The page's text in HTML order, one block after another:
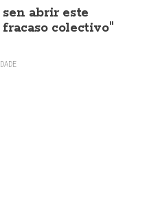
abrir este
colectivo"